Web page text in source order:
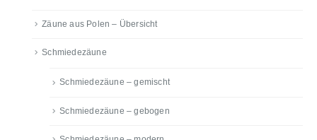
Zäune aus Polen – Übersicht
Schmiedezäune
Schmiedezäune – gemischt
Schmiedezäune – gebogen